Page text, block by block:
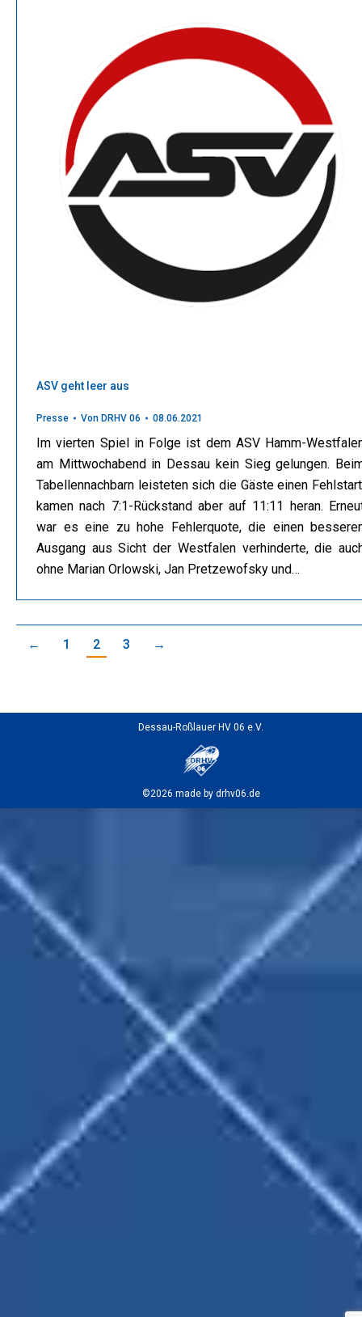
ASV geht leer aus
Presse Von DRHV 06 08.06.2021
Im vierten Spiel in Folge ist dem ASV Hamm-
am Mittwochabend in Dessau kein Sieg gelungen.
Tabellennachbarn leisteten sich die Gäste einen
kamen nach 7:1-Rückstand aber auf 11:11 heran.
war es eine zu hohe Fehlerquote, die einen
Ausgang aus Sicht der Westfalen verhinderte, die
ohne Marian Orlowski, Jan Pretzewofsky und…
← 1 2 3 →
Dessau-Roßlauer HV 06 e.V.
©2026 made by drhv06.de